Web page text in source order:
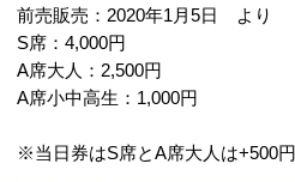
前売販売：2020年1月5日 より
S席：4,000円
A席大人：2,500円
A席小中高生：1,000円
※当日券はS席とA席大人は+500